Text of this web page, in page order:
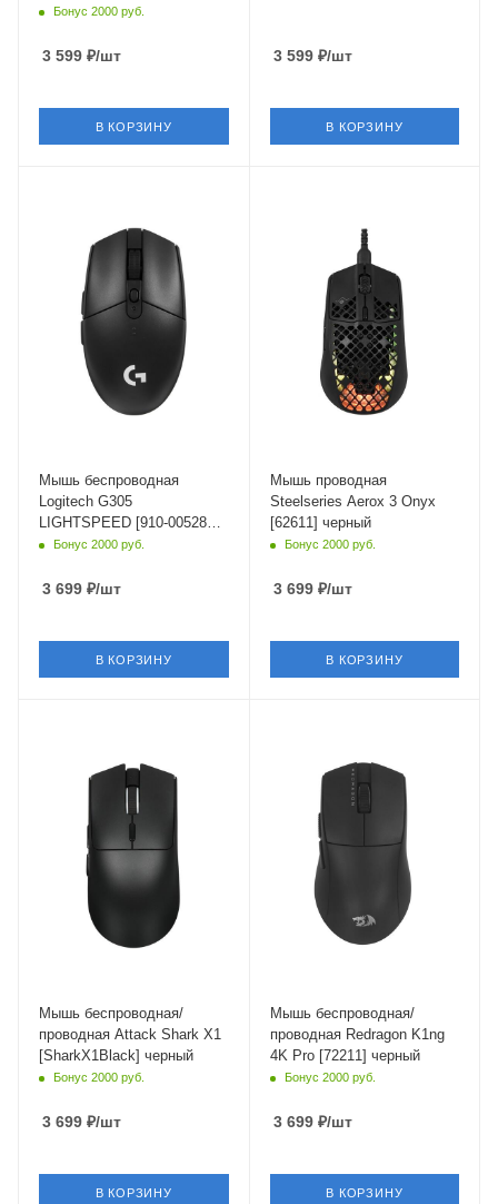
черный
Бонус 2000 руб.
3 599 ₽/шт
В КОРЗИНУ
3 599₽/шт
В КОРЗИНУ
Мышь беспроводная
Logitech G305
LIGHTSPEED [910-005282]
черный
Бонус 2000 руб.
3 699 ₽/шт
В КОРЗИНУ
Мышь проводная
Steelseries Aerox 3 Onyx
[62611] черный
Бонус 2000 руб.
3 699₽/шт
В КОРЗИНУ
Мышь беспроводная/
проводная Attack Shark X1
[SharkX1Black] черный
Бонус 2000 руб.
3 699 ₽/шт
В КОРЗИНУ
Длина кабеля
Мышь беспроводная/
проводная Redragon K1ng
4K Pro [72211] черный
Бонус 2000 руб.
3 699₽/шт
В КОРЗИНУ